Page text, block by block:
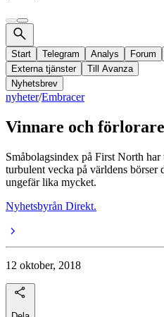
Start Telegram Analys Forum
Externa tjänster
Till Avanza
Nyhetsbrev
nyheter/Embracer
Vinnare och
Småbolagsindex på First North har
turbulent vecka på världens börser
ungefär lika mycket.
Nyhetsbyrån Direkt.
12 oktober, 2018